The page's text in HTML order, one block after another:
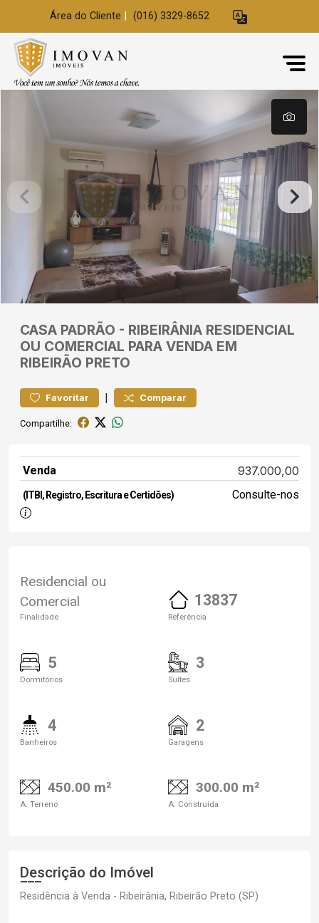
Área do Cliente (016) 3329-8652
CASA PADRÃO - RIBEIRÂNIA RESIDENCIAL
OU COMERCIAL PARA VENDA EM
RIBEIRÃO PRETO
Favoritar | Comparar
Compartilhe:
Venda 937.000,00
(ITBI, Registro, Escritura e Certidões) Consulte-nos
Residencial ou
Comercial
Finalidade
13837
Referência
5
Dormitórios
3
Suítes
4
Banheiros
2
Garagens
450.00 m²
A. Terreno
300.00 m²
A. Construída
Descrição do Imóvel
Residência à Venda - Ribeirânia, Ribeirão Preto (SP)